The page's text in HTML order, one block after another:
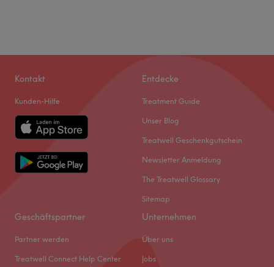
Kontakt
Kunden-Hilfe
Entdecke
Treatment Guide
Unser Blog
Treatwell Geschenkgutschein
Newsletter Anmeldung
The Treatwell Glossary
Sitemap
Geschäftspartner
Partner werden
Treatwell Connect Help Center
Unternehmen
Über uns
Jobs